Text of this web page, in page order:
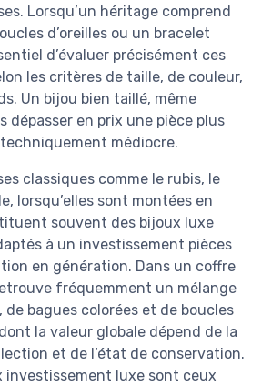
Lorsqu’un héritage comprend
d’oreilles ou un bracelet
d’évaluer précisément ces
les critères de taille, de couleur,
Un bijou bien taillé, même
dépasser en prix une pièce plus
médiocre.
classiques comme le rubis, le
lorsqu’elles sont montées en
souvent des bijoux luxe
à un investissement pièces
en génération. Dans un coffre
fréquemment un mélange
bagues colorées et de boucles
la valeur globale dépend de la
et de l’état de conservation.
investissement luxe sont ceux